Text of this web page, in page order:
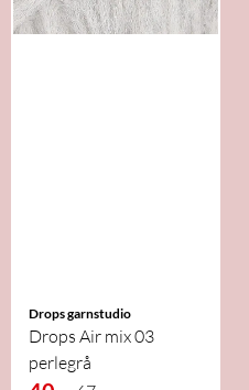
Drops garnstudio
Drops Air mix 03
perlegrå